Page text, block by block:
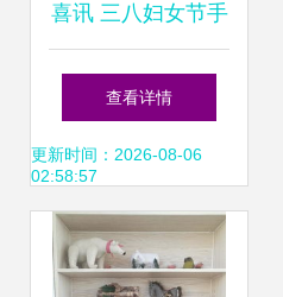
喜讯 三八妇女节手
工艺品评选结果揭
晓
查看详情
更新时间：2026-08-06
02:58:57